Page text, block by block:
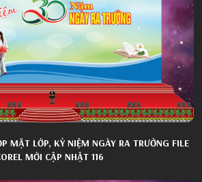
MẶT LỚP, KỶ NIỆM NGÀY RA TRƯỜNG FILE
MỚI CẬP NHẬT 116